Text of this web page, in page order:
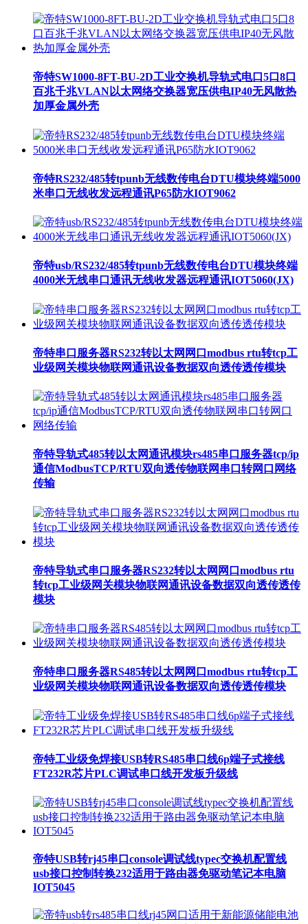
帝特SW1000-8FT-BU-2D工业交换机导轨式电口5口8口
百兆千兆VLAN以太网络交换器宽压供电IP40无风散热
加厚金属外壳
帝特RS232/485转tpunb无线数传电台DTU模块终端5000
米串口无线收发远程通讯P65防水IOT9062
帝特usb/RS232/485转tpunb无线数传电台DTU模块终端
4000米无线串口通讯无线收发器远程通讯IOT5060(JX)
帝特串口服务器RS232转以太网网口modbus rtu转tcp工
业级网关模块物联网通讯设备数据双向透传透传模块
帝特导轨式485转以太网通讯模块rs485串口服务器tcp/ip
通信ModbusTCP/RTU双向透传物联网串口转网口网络
传输
帝特导轨式串口服务器RS232转以太网网口modbus rtu
转tcp工业级网关模块物联网通讯设备数据双向透传透传
模块
帝特串口服务器RS485转以太网网口modbus rtu转tcp工
业级网关模块物联网通讯设备数据双向透传透传模块
帝特工业级免焊接USB转RS485串口线6p端子式接线
FT232R芯片PLC调试串口线开发板升级线
帝特USB转rj45串口console调试线typec交换机配置线
usb接口控制转换232适用于路由器免驱动笔记本电脑
IOT5045